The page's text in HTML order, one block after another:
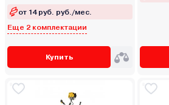
от 14 руб. руб./мес.
Еще 2 комплектации
Купить